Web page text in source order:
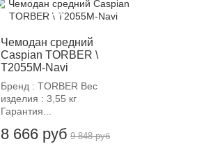
Чемодан средний
Caspian TORBER \
T2055M-Navi
Бренд : TORBER Вес
изделия : 3,55 кг
Гарантия...
8 666 руб
-12%
9 848 руб